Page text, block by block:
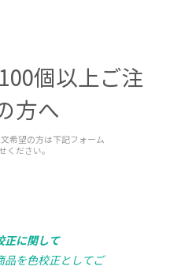
個以上ご注
方へ
希望の方は下記フォーム
ください。
正に関して
品を色校正としてご